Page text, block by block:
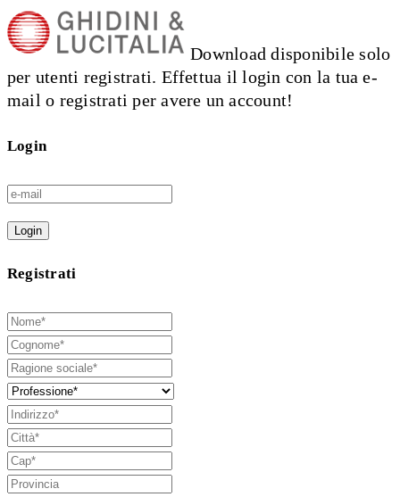
Download disponibile solo
per utenti registrati. Effettua il login con la tua e-
mail o registrati per avere un account!
Login
Login
Registrati